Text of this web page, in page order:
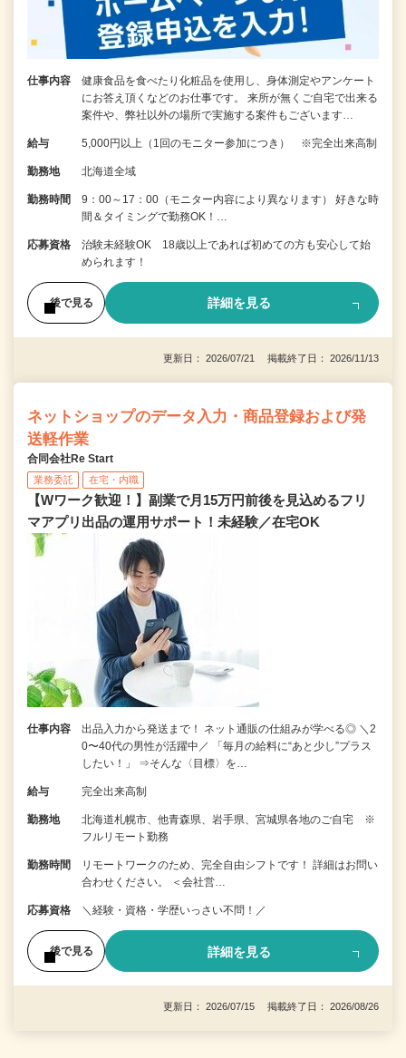
仕事内容
健康食品を食べたり化粧品を使用し、身体測定やアンケート
にお答え頂くなどのお仕事です。 来所が無くご自宅で出来る
案件や、弊社以外の場所で実施する案件もございます…
給与 5,000円以上（1回のモニター参加につき） ※完全出来高制
勤務地 北海道全域
勤務時間
9：00～17：00（モニター内容により異なります） 好きな時
間＆タイミングで勤務OK！…
応募資格
治験未経験OK 18歳以上であれば初めての方も安心して始
められます！
後で見る 詳細を見る
更新日： 2026/07/21 掲載終了日： 2026/11/13
ネットショップのデータ入力・商品登録および発
送軽作業
合同会社Re Start
業務委託 在宅・内職
【Wワーク歓迎！】副業で月15万円前後を見込めるフリ
マアプリ出品の運用サポート！未経験／在宅OK
仕事内容
出品入力から発送まで！ ネット通販の仕組みが学べる◎ ＼2
0〜40代の男性が活躍中／ 「毎月の給料に“あと少し”プラス
したい！」 ⇒そんな〈目標〉を…
給与 完全出来高制
勤務地
北海道札幌市、他青森県、岩手県、宮城県各地のご自宅 ※
フルリモート勤務
勤務時間
リモートワークのため、完全自由シフトです！ 詳細はお問い
合わせください。 ＜会社営…
応募資格 ＼経験・資格・学歴いっさい不問！／
後で見る 詳細を見る
更新日： 2026/07/15 掲載終了日： 2026/08/26